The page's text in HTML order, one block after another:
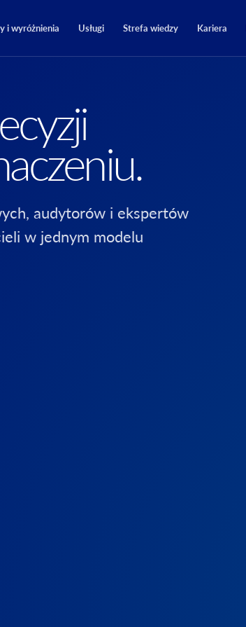
i wyróżnienia Usługi Strefa wiedzy Kariera
audytorów i ekspertów
w jednym modelu